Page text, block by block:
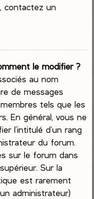
contactez un
le modifier ?
au nom
de messages
tels que les
En général, vous ne
l’intitulé d’un rang
du forum.
sur le forum dans
Sur la
est rarement
administrateur)